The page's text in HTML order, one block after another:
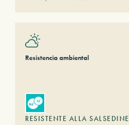
Resistencia ambiental
RESISTENTE ALLA SALSEDINE